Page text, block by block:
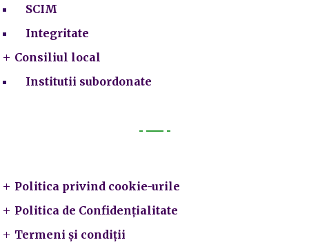
SCIM
Integritate
Consiliul local
Institutii subordonate
Politica privind cookie-urile
Politica de Confidențialitate
Termeni și condiții